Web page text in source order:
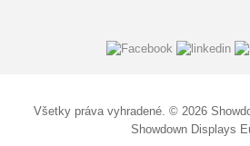
Všetky práva vyhradené. © 2026
Showdown Displays